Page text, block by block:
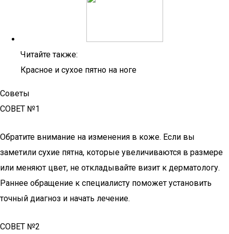
Читайте также:
Красное и сухое пятно на ноге
Советы
СОВЕТ №1
Обратите внимание на изменения в коже. Если вы
заметили сухие пятна, которые увеличиваются в размере
или меняют цвет, не откладывайте визит к дерматологу.
Раннее обращение к специалисту поможет установить
точный диагноз и начать лечение.
СОВЕТ №2